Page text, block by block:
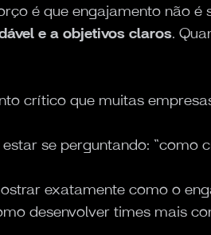
é que engajamento não
e a objetivos claros.
crítico que muitas
se perguntando: “como
exatamente como o
desenvolver times mais